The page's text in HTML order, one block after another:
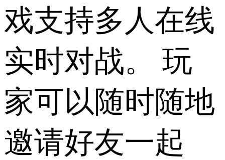
戏支持多人在线
实时对战。 玩
家可以随时随地
邀请好友一起